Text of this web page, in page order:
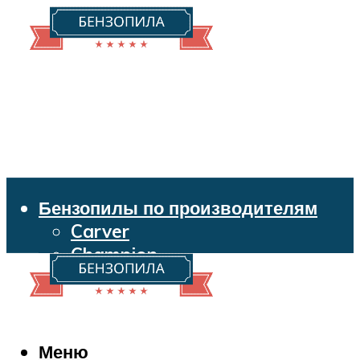
Бензопилы по производителям
Carver
Champion
Echo
Husqvarna
Makita
Меню